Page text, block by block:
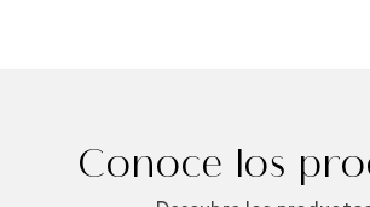
Conoce los